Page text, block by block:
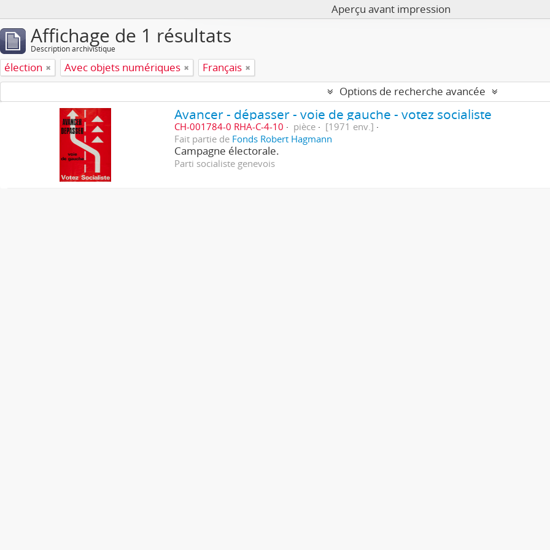
Aperçu avant impression
Affichage de 1 résultats
Description archivistique
élection Avec objets numériques
Français
Options de recherche avancée
Avancer - dépasser - voie de gauche - votez socialiste
CH-001784-0 RHA-C-4-10 pièce
[1971 env.]
Fait partie de Fonds Robert Hagmann
Campagne électorale.
Parti socialiste genevois